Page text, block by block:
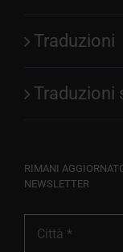
Traduzioni
Traduzioni
RIMANI
NEWSLETTER